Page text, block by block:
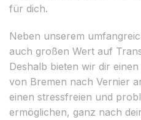
für dich.
Neben unserem
auch großen Wert auf
Deshalb bieten wir dir
von Bremen nach Vernier
einen stressfreien und
ermöglichen, ganz nach